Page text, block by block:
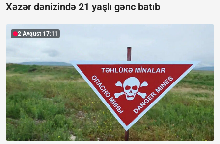
Xəzər dənizində 21 yaşlı gənc batıb
2 Avqust 17:11